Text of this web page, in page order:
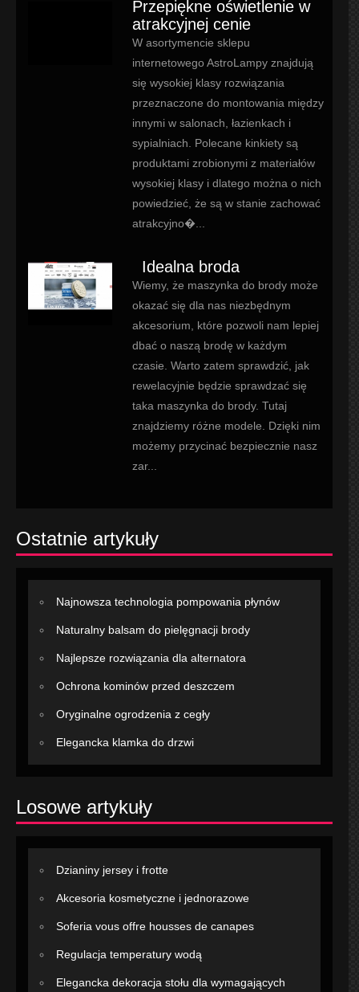
Przepiękne oświetlenie w
atrakcyjnej cenie
W asortymencie sklepu
internetowego AstroLampy znajdują
się wysokiej klasy rozwiązania
przeznaczone do montowania między
innymi w salonach, łazienkach i
sypialniach. Polecane kinkiety są
produktami zrobionymi z materiałów
wysokiej klasy i dlatego można o nich
powiedzieć, że są w stanie zachować
atrakcyjno�...
Idealna broda
Wiemy, że maszynka do brody może
okazać się dla nas niezbędnym
akcesorium, które pozwoli nam lepiej
dbać o naszą brodę w każdym
czasie. Warto zatem sprawdzić, jak
rewelacyjnie będzie sprawdzać się
taka maszynka do brody. Tutaj
znajdziemy różne modele. Dzięki nim
możemy przycinać bezpiecznie nasz
zar...
Ostatnie artykuły
Najnowsza technologia pompowania płynów
Naturalny balsam do pielęgnacji brody
Najlepsze rozwiązania dla alternatora
Ochrona kominów przed deszczem
Oryginalne ogrodzenia z cegły
Elegancka klamka do drzwi
Losowe artykuły
Dzianiny jersey i frotte
Akcesoria kosmetyczne i jednorazowe
Soferia vous offre housses de canapes
Regulacja temperatury wodą
Elegancka dekoracja stołu dla wymagających